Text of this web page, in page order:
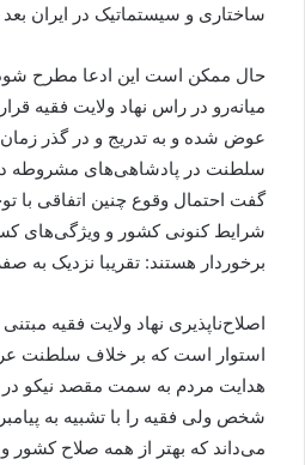
ساختاری و سیستماتیک در ایران
حال ممکن است این ادعا مطرح
میانه‌رو در راس نهاد ولایت فقیه
عوض شده و به تدریج و در گذر زمان
سلطنت در پادشاهی‌های مشروطه
گفت احتمال وقوع چنین اتفاقی با
شرایط کنونی کشور و ویژگی‌های
برخوردار هستند: تقریبا نزدیک به
اصلاح‌ناپذیری نهاد ولایت فقیه
استوار است که بر خلاف سلطنت
هدایت مردم به سمت مقصد نیکو در
شخص ولی فقیه را با تشبیه به
می‌داند که بهتر از همه صلاح